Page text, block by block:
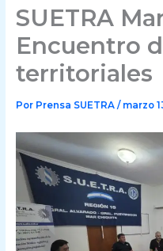
SUETRA
Encuentro
territoriales
Por Prensa SUETRA / marzo